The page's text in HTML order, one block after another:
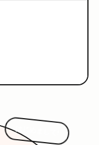
はじめまして!